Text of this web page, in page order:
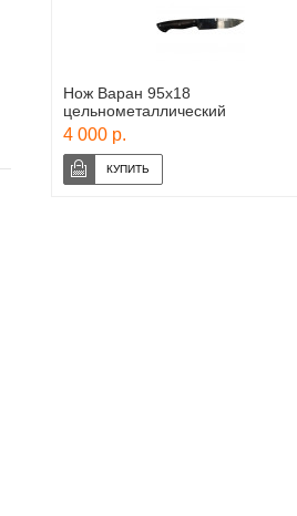
Нож Варан 95х18
цельнометаллический
4 000 р.